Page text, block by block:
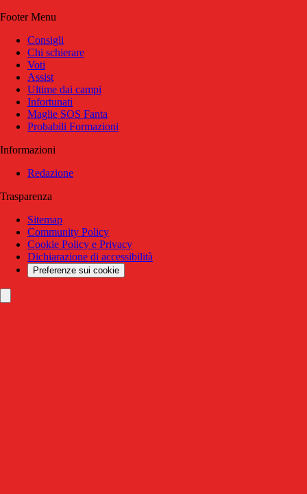
Footer Menu
Consigli
Chi schierare
Voti
Assist
Ultime dai campi
Infortunati
Maglie SOS Fanta
Probabili Formazioni
Informazioni
Redazione
Trasparenza
Sitemap
Community Policy
Cookie Policy e Privacy
Dichiarazione di accessibilità
Preferenze sui cookie